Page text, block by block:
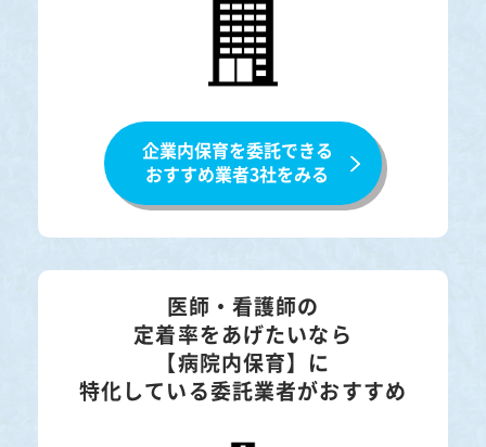
企業内保育を委託できる
おすすめ業者3社をみる
医師・看護師の
定着率をあげたいなら
【病院内保育】に
特化している委託業者がおすすめ